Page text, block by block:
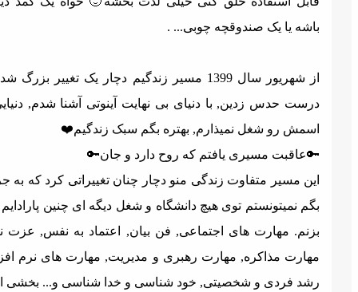
یا یک صندوقچه چوبی... .
از شهریور سال 1399 مسیر زندگیم دچار یک تغییر بزرگ شد. بله,
حدس زدین, با دنیای بی نهایت آینوتی آشنا شدم, دنیایی که
رو شغل نمیذارم, بهتره بگم سبک زندگیم❤️
مسیری یافتم که روح دارد و جان🔑
مسیر متفاوت زندگی منو دچار چنان تغییراتی کرد که به جرعت
نمیتونستم توی هیچ دانشگاه و شغل دیگه ای چنین پارادایم هایی
مهارت های اجتماعی, فن بیان, اعتماد به نفس, عزت نفس,
مذاکره, مهارت رهبری و مدیریت, مهارت های نرم افزاری,
فردی و شخصیتی, خود شناسی و خدا شناسی و... بخشی از این